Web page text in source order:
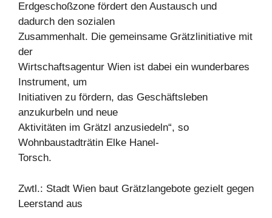
Erdgeschoßzone fördert den Austausch und
dadurch den sozialen
Zusammenhalt. Die gemeinsame Grätzlinitiative mit
der
Wirtschaftsagentur Wien ist dabei ein wunderbares
Instrument, um
Initiativen zu fördern, das Geschäftsleben
anzukurbeln und neue
Aktivitäten im Grätzl anzusiedeln“, so
Wohnbaustadträtin Elke Hanel-
Torsch.
Zwtl.: Stadt Wien baut Grätzlangebote gezielt gegen
Leerstand aus